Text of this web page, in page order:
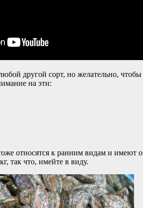
другой сорт, но желательно,
на эти:
относятся к ранним видам и имеют
так что, имейте в виду.